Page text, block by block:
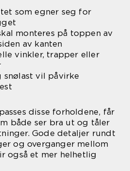
som egner seg for
monteres på toppen av
av kanten
vinkler, trapper eller
snølast vil påvirke
disse forholdene, får
både ser bra ut og tåler
Gode detaljer rundt
og overganger mellom
også et mer helhetlig